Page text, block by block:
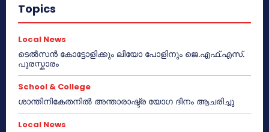
Topics
Local News
ടെൽസൻ കോട്ടോളിക്കും ലിയോ പോളിനും ജെ.എഫ്.എസ്.
പുരസ്കാരം
School & College
ശാന്തിനികേതനിൽ അന്താരാഷ്ട്ര യോഗ ദിനം ആചരിച്ചു
Local News